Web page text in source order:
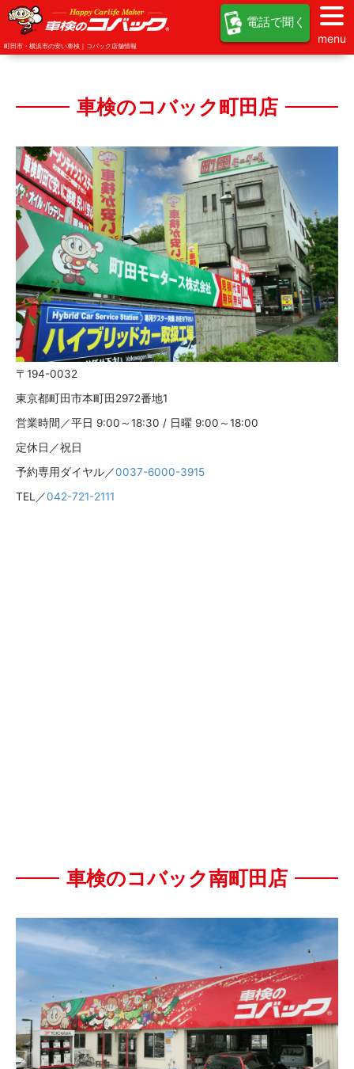
町田市・横浜市の安い車検｜コバック店舗情報
電話で聞く
menu
車検のコバック町田店
〒194-0032
東京都町田市本町田2972番地1
営業時間／平日 9:00～18:30 / 日曜 9:00～18:00
定休日／祝日
予約専用ダイヤル／0037-6000-3915
TEL／042-721-2111
車検のコバック南町田店